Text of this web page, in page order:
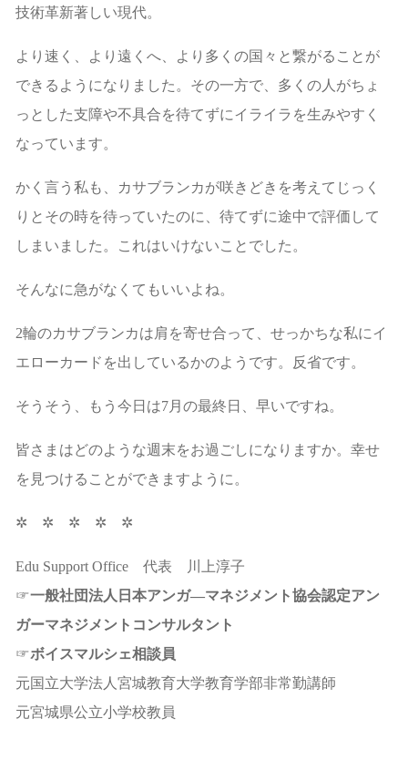
技術革新著しい現代。
より速く、より遠くへ、より多くの国々と繋がることが
できるようになりました。その一方で、多くの人がちょ
っとした支障や不具合を待てずにイライラを生みやすく
なっています。
かく言う私も、カサブランカが咲きどきを考えてじっく
りとその時を待っていたのに、待てずに途中で評価して
しまいました。これはいけないことでした。
そんなに急がなくてもいいよね。
2輪のカサブランカは肩を寄せ合って、せっかちな私にイ
エローカードを出しているかのようです。反省です。
そうそう、もう今日は7月の最終日、早いですね。
皆さまはどのような週末をお過ごしになりますか。幸せ
を見つけることができますように。
✲ ✲ ✲ ✲ ✲
Edu Support Office 代表 川上淳子
☞一般社団法人日本アンガ―マネジメント協会認定アン
ガーマネジメントコンサルタント
☞ボイスマルシェ相談員
元国立大学法人宮城教育大学教育学部非常勤講師
元宮城県公立小学校教員